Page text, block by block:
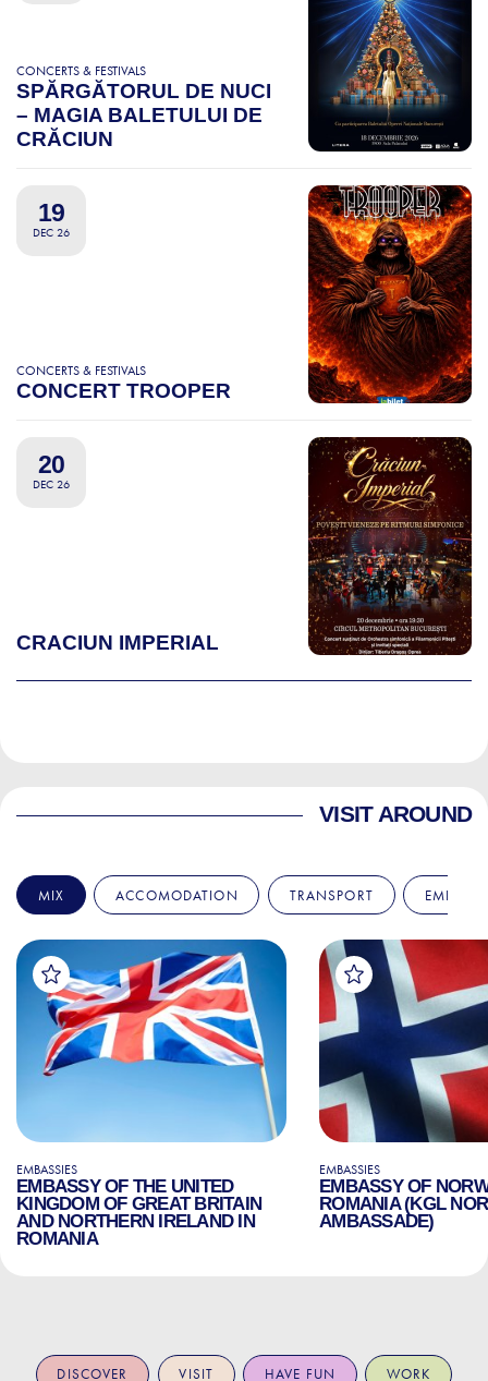
CONCERTS & FESTIVALS
SPĂRGĂTORUL DE NUCI
– MAGIA BALETULUI DE
CRĂCIUN
19
DEC 26
CONCERTS & FESTIVALS
CONCERT TROOPER
20
DEC 26
CRACIUN IMPERIAL
VISIT AROUND
MIX ACCOMODATION TRANSPORT
EMBASSIES
EMBASSY OF THE UNITED
KINGDOM OF GREAT BRITAIN
AND NORTHERN IRELAND IN
ROMANIA
EMBASSIES
EMBASSY OF
ROMANIA (KGL
AMBASSADE)
DISCOVER VISIT HAVE FUN WORK